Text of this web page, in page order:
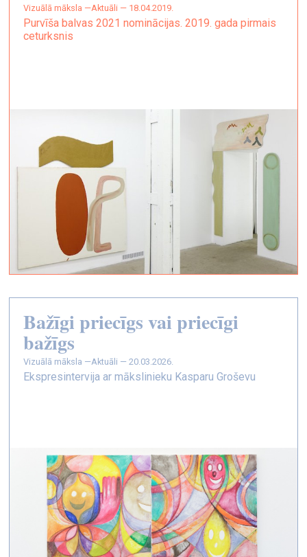
vizuālā māksla —Aktuāli — 18.04.2019.
Purvīša balvas 2021 nominācijas. 2019. gada pirmais
ceturksnis
Bažīgi priecīgs vai priecīgi
bažīgs
vizuālā māksla —Aktuāli — 20.03.2026.
Ekspresintervija ar mākslinieku Kasparu Groševu